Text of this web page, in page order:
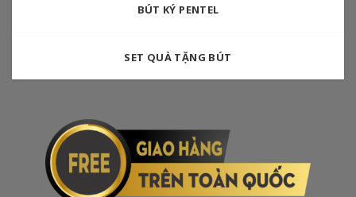
BÚT KÝ PENTEL
SET QUÀ TẶNG BÚT